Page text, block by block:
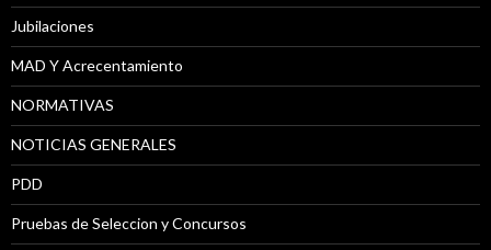
Jubilaciones
MAD Y Acrecentamiento
NORMATIVAS
NOTICIAS GENERALES
PDD
Pruebas de Seleccion y Concursos